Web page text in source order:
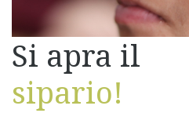
Si apra il
sipario!